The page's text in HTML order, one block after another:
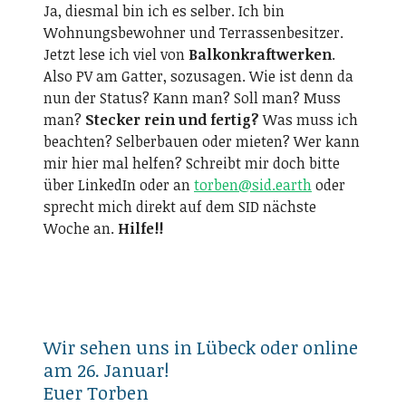
Ja, diesmal bin ich es selber. Ich bin
Wohnungsbewohner und Terrassenbesitzer.
Jetzt lese ich viel von Balkonkraftwerken.
Also PV am Gatter, sozusagen. Wie ist denn da
nun der Status? Kann man? Soll man? Muss
man? Stecker rein und fertig?Was muss ich
beachten? Selberbauen oder mieten? Wer kann
mir hier mal helfen? Schreibt mir doch bitte
über LinkedIn oder antorben@sid.earthoder
sprecht mich direkt auf dem SID nächste
Woche an. Hilfe!!
Wir sehen uns in Lübeck oder online
am 26. Januar!
Euer Torben